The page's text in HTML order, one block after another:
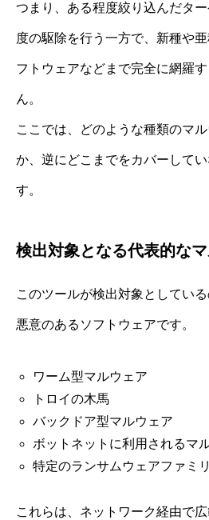
つまり、ある程度絞り込んだタ
度の駆除を行う一方で、新種や
フトウェアなどまで完全に網羅
ん。
ここでは、どのような種類のマ
か、逆にどこまでをカバーして
す。
検出対象となる代表的な
このツールが検出対象としてい
悪意のあるソフトウェアです。
ワーム型マルウェア
トロイの木馬
バックドア型マルウェア
ボットネットに利用されるマ
特定のランサムウェアファミ
これらは、ネットワーク経由で